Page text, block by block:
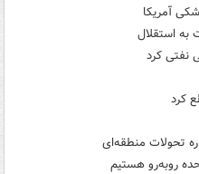
آمریکا
به استقلال
نفتی کرد
کرد
تحولات منطقه‌ای
روبه‌رو هستیم